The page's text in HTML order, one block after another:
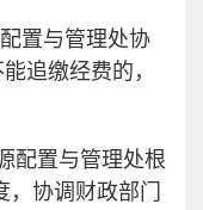
置与管理处协
追缴经费的，
配置与管理处根
协调财政部门